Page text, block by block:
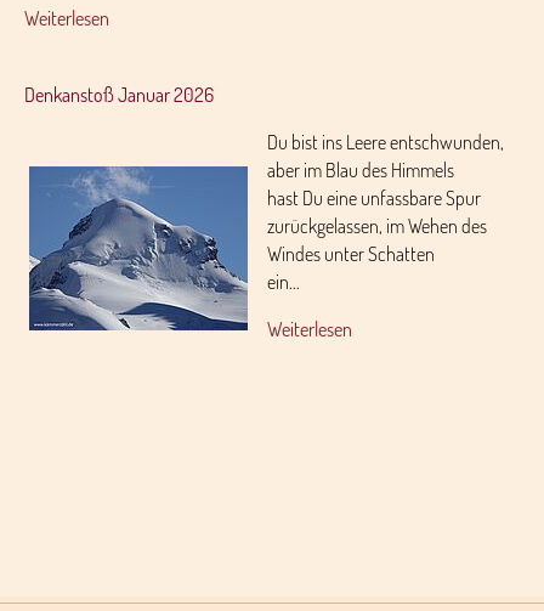
Weiterlesen
Denkanstoß Januar 2026
Du bist ins Leere entschwunden,
aber im Blau des Himmels
hast Du eine unfassbare Spur
zurückgelassen, im Wehen des
Windes unter Schatten
ein...
Weiterlesen